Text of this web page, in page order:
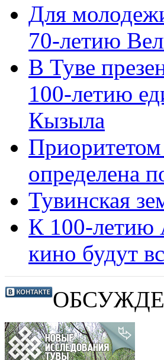
Для
70-летию
В Туве
100-летию
Кызыла
Приоритетом
определена
Тувинская
К 100-летию
кино будут